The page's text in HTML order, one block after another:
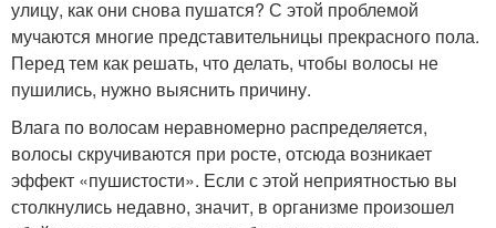
улицу, как они снова пушатся? С этой проблемой
мучаются многие представительницы прекрасного пола.
Перед тем как решать, что делать, чтобы волосы не
пушились, нужно выяснить причину.
Влага по волосам неравномерно распределяется,
волосы скручиваются при росте, отсюда возникает
эффект «пушистости». Если с этой неприятностью вы
столкнулись недавно, значит, в организме произошел